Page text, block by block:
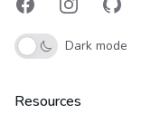
FacebookInstagramGitHub
Dark mode
Resources